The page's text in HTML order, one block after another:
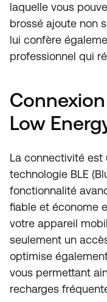
laquelle vous
brossé ajoute non
lui confère
professionnel qui
Low
La connectivité est
technologie BLE
fonctionnalité
fiable et économe
votre appareil
seulement un
optimise
vous permettant
recharges